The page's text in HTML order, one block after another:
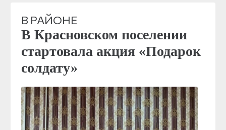
В РАЙОНЕ
В Красновском поселении
стартовала акция «Подарок
солдату»